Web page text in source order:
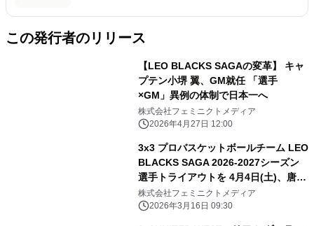
この発行者のリリース
【LEO BLACKS SAGAの変革】 キャ
プテン小堺 翼、GM就任 「選手
×GM」異例の体制で日本一へ
株式会社フェミニクトメディア
2026年4月27日 12:00
3x3 プロバスケットボールチーム LEO
BLACKS SAGA 2026-2027シーズン
選手トライアウトを 4月4日(土)、唐津
市文化体育館で開催
株式会社フェミニクトメディア
2026年3月16日 09:30